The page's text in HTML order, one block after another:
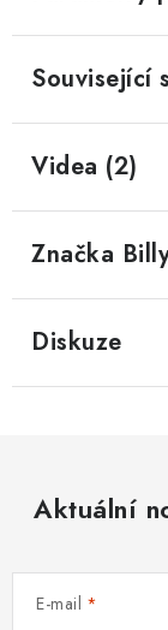
Související
Videa (2)
Značka
Diskuze
Aktuální
E-mail